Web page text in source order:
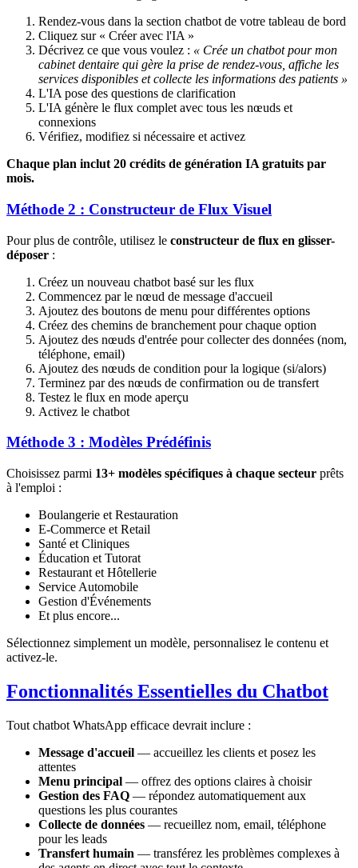
Rendez-vous dans la section chatbot de votre tableau de bord
Cliquez sur « Créer avec l'IA »
Décrivez ce que vous voulez : « Crée un chatbot pour mon
cabinet dentaire qui gère la prise de rendez-vous, affiche les
services disponibles et collecte les informations des patients »
L'IA pose des questions de clarification
L'IA génère le flux complet avec tous les nœuds et
connexions
Vérifiez, modifiez si nécessaire et activez
Chaque plan inclut 20 crédits de génération IA gratuits par
mois.
Méthode 2 : Constructeur de Flux Visuel
Pour plus de contrôle, utilisez le constructeur de flux en glisser-
déposer :
Créez un nouveau chatbot basé sur les flux
Commencez par le nœud de message d'accueil
Ajoutez des boutons de menu pour différentes options
Créez des chemins de branchement pour chaque option
Ajoutez des nœuds d'entrée pour collecter des données (nom,
téléphone, email)
Ajoutez des nœuds de condition pour la logique (si/alors)
Terminez par des nœuds de confirmation ou de transfert
Testez le flux en mode aperçu
Activez le chatbot
Méthode 3 : Modèles Prédéfinis
Choisissez parmi 13+ modèles spécifiques à chaque secteur prêts
à l'emploi :
Boulangerie et Restauration
E-Commerce et Retail
Santé et Cliniques
Éducation et Tutorat
Restaurant et Hôtellerie
Service Automobile
Gestion d'Événements
Et plus encore...
Sélectionnez simplement un modèle, personnalisez le contenu et
activez-le.
Fonctionnalités Essentielles du Chatbot
Tout chatbot WhatsApp efficace devrait inclure :
Message d'accueil — accueillez les clients et posez les
attentes
Menu principal — offrez des options claires à choisir
Gestion des FAQ — répondez automatiquement aux
questions les plus courantes
Collecte de données — recueillez nom, email, téléphone
pour les leads
Transfert humain — transférez les problèmes complexes à